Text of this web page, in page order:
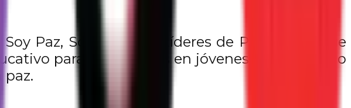
Paz, Soy Poder, y Líderes de Paz, en los que
para convertirlos en jóvenes con liderazgo
paz.